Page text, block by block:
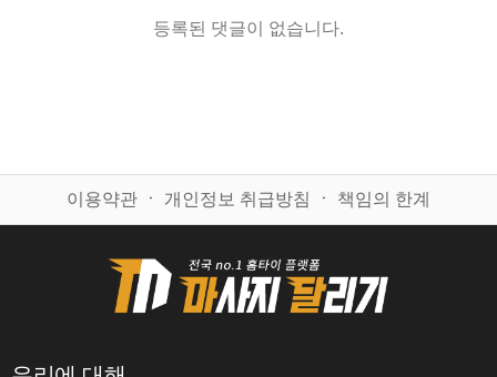
등록된 댓글이 없습니다.
이용약관 ㆍ 개인정보 취급방침 ㆍ 책임의 한계